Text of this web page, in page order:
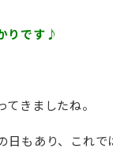
りです♪
きましたね。
日もあり、これで